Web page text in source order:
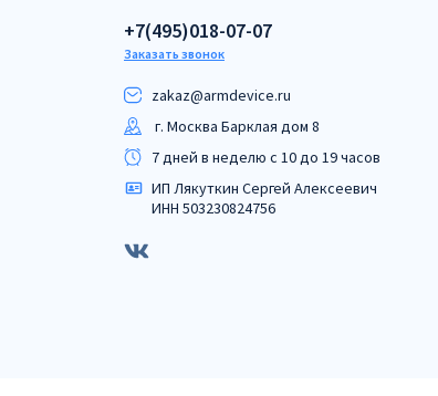
+7(495)018-07-07
Заказать звонок
zakaz@armdeviсe.ru
г. Москва Барклая дом 8
7 дней в неделю с 10 до 19 часов
ИП Лякуткин Сергей Алексеевич
ИНН 503230824756